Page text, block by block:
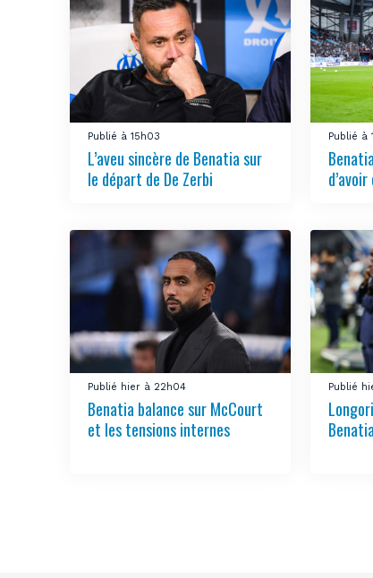
Publié à 15h03
L’aveu sincère de Benatia sur
le départ de De Zerbi
Publié à
Publié hier à 22h04
Benatia balance sur McCourt
et les tensions internes
Publié